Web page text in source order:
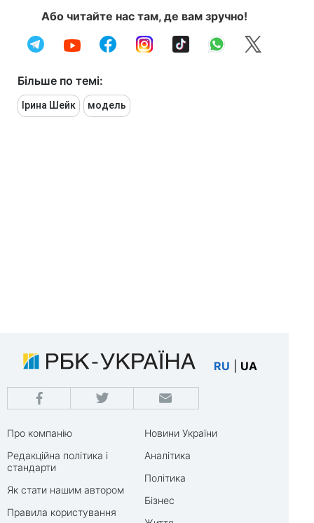
Або читайте нас там, де вам зручно!
Більше по темі:
Ірина Шейк модель
RU UA
Про компанію
Редакційна політика і
стандарти
Як стати нашим автором
Правила користування
Новини України
Аналітика
Політика
Бізнес